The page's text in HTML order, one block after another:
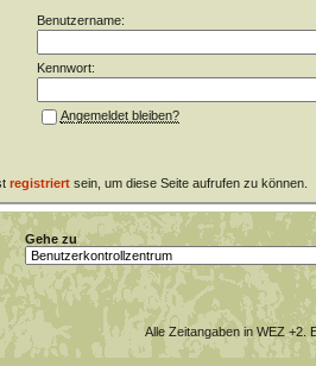
Benutzername:
Kennwort:
Angemeldet bleiben?
registriertsein, um diese Seite aufrufen zu können.
Gehe zu
Alle Zeitangaben in WEZ +2.